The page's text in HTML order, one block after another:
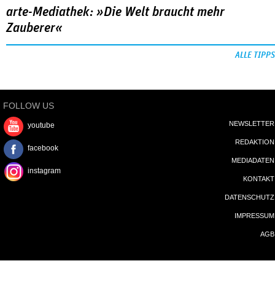
arte-Mediathek: »Die Welt braucht mehr
Zauberer«
ALLE TIPPS
FOLLOW US
youtube
facebook
instagram
NEWSLETTER
REDAKTION
MEDIADATEN
KONTAKT
DATENSCHUTZ
IMPRESSUM
AGB